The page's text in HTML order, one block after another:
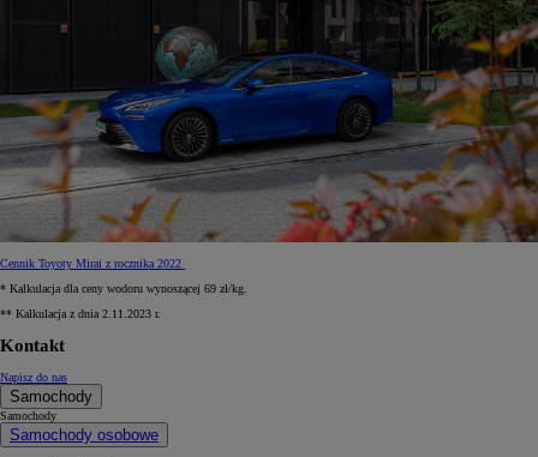
Cennik Toyoty Mirai z rocznika 2022
* Kalkulacja dla ceny wodoru wynoszącej 69 zł/kg.
** Kalkulacja z dnia 2.11.2023 r.
Kontakt
Napisz do nas
Samochody
Samochody
Samochody osobowe